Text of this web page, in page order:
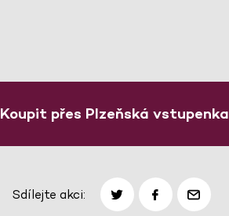
Koupit přes Plzeňská vstupenka
Sdílejte akci: